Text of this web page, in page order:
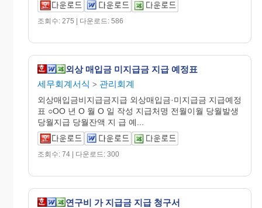
조회수: 275 | 다운로드: 586
외상 매입금 미지급금 지급 예정표
세무회계서식 > 관리회계
외상매입금비지급금지급 외상매입금·미지급금 지급예정
표 ○OO 년 O 월 O 일 작성 지급처명 전월이월 당월발생
당월지급 당월잔액 지 급 예...
조회수: 74 | 다운로드: 300
연구비 가 지급금 지급 청구서